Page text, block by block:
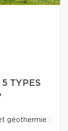
TYPES
géothermie :